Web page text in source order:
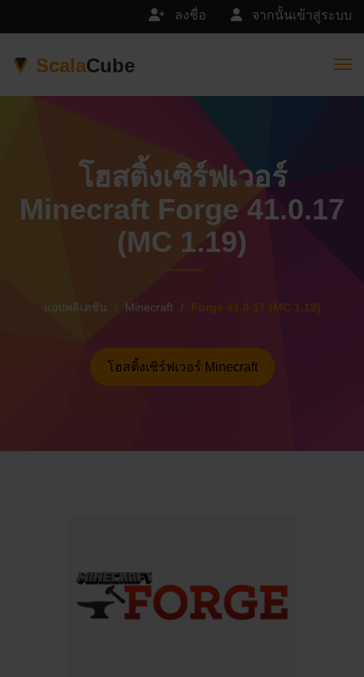
จากนั้นเข้าสู่ระบบ
ลงชื่อ
ScalaCube
โฮสติ้งเซิร์ฟเวอร์
Minecraft Forge 41.0.17
(MC 1.19)
แอปพลิเคชัน Minecraft Forge 41.0.17 (MC 1.19)
โฮสติ้งเซิร์ฟเวอร์ Minecraft